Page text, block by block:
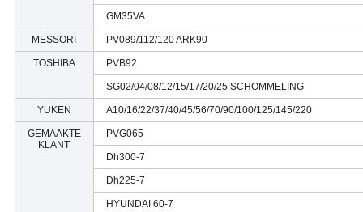
GM35VA
MESSORI PV089/112/120 ARK90
TOSHIBA PVB92
SG02/04/08/12/15/17/20/25 SCHOMMELING
YUKEN A10/16/22/37/40/45/56/70/90/100/125/145/220
GEMAAKTE
KLANT
PVG065
Dh300-7
Dh225-7
HYUNDAI 60-7